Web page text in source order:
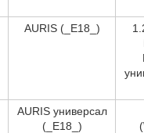
AURIS (_E18_)
AURIS универсал
(_E18_)